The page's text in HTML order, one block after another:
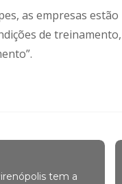
as empresas
de
tem a